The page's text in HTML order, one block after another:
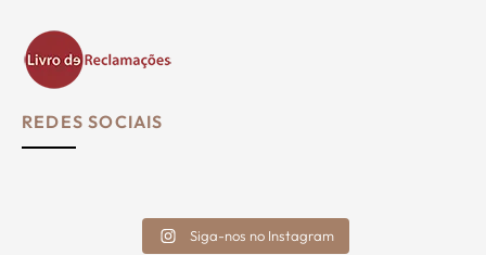
REDES SOCIAIS
Siga-nos no Instagram